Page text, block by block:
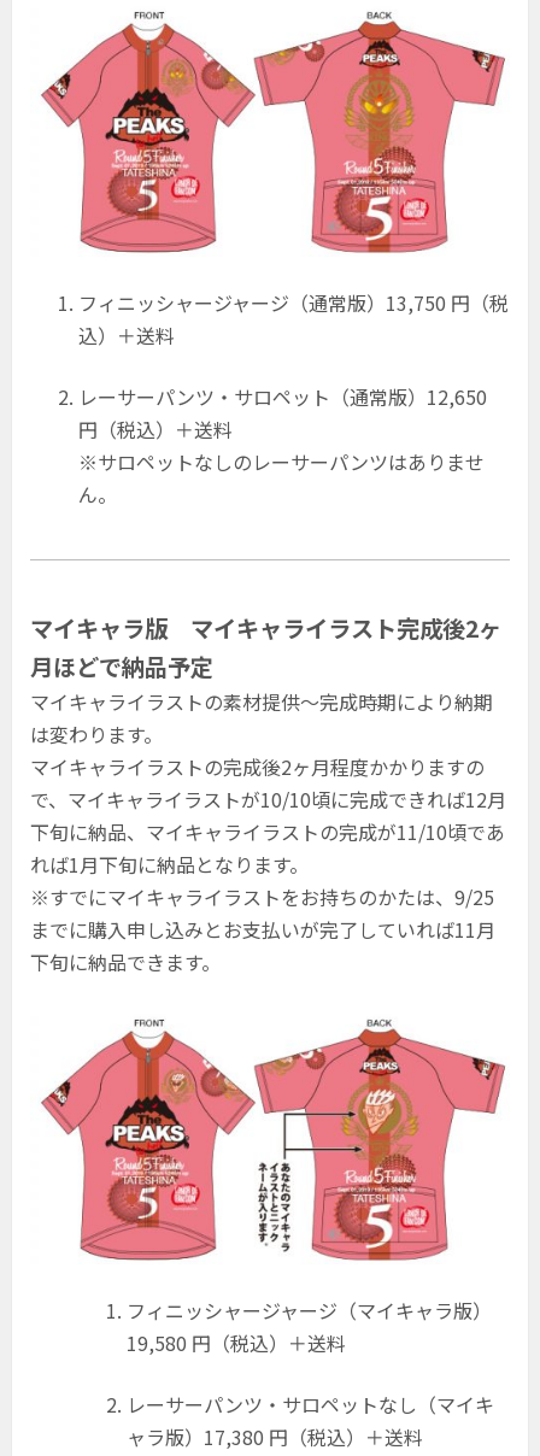
フィニッシャージャージ（通常版）13,750 円（税
込）＋送料
レーサーパンツ・サロペット（通常版）12,650
円（税込）＋送料
※サロペットなしのレーサーパンツはありませ
ん。
マイキャラ版 マイキャライラスト完成後2ヶ
月ほどで納品予定
マイキャライラストの素材提供〜完成時期により納期
は変わります。
マイキャライラストの完成後2ヶ月程度かかりますの
で、マイキャライラストが10/10頃に完成できれば12月
下旬に納品、マイキャライラストの完成が11/10頃であ
れば1月下旬に納品となります。
※すでにマイキャライラストをお持ちのかたは、9/25
までに購入申し込みとお支払いが完了していれば11月
下旬に納品できます。
フィニッシャージャージ（マイキャラ版）
19,580 円（税込）＋送料
レーサーパンツ・サロペットなし（マイキ
ャラ版）17,380 円（税込）＋送料